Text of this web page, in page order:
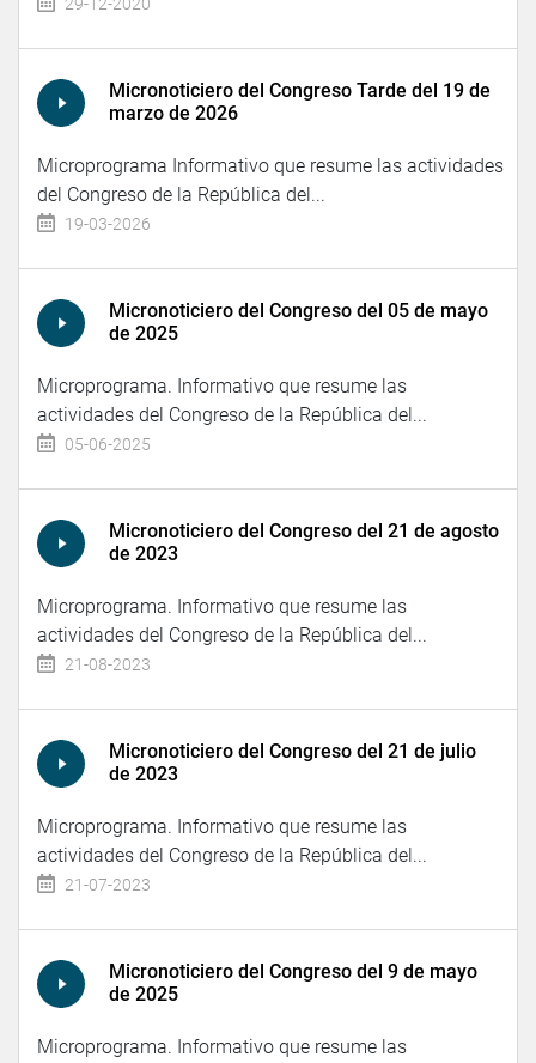
Micronoticiero del Congreso Tarde del 19 de
marzo de 2026
Microprograma Informativo que resume las actividades
del Congreso de la República del...
19-03-2026
Micronoticiero del Congreso del 05 de mayo
de 2025
Microprograma. Informativo que resume las
actividades del Congreso de la República del...
05-06-2025
Micronoticiero del Congreso del 21 de agosto
de 2023
Microprograma. Informativo que resume las
actividades del Congreso de la República del...
21-08-2023
Micronoticiero del Congreso del 21 de julio
de 2023
Microprograma. Informativo que resume las
actividades del Congreso de la República del...
21-07-2023
Micronoticiero del Congreso del 9 de mayo
de 2025
Microprograma. Informativo que resume las